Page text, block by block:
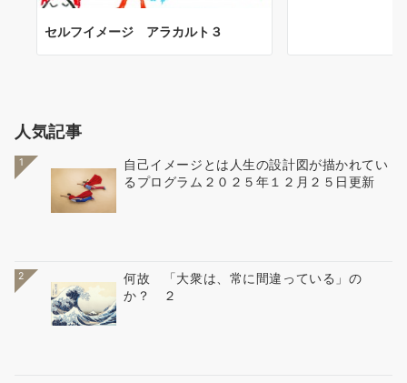
セルフイメージ アラカルト３
人気記事
1
自己イメージとは人生の設計図が描かれてい
るプログラム２０２５年１２月２５日更新
2
何故 「大衆は、常に間違っている」の
か？ ２